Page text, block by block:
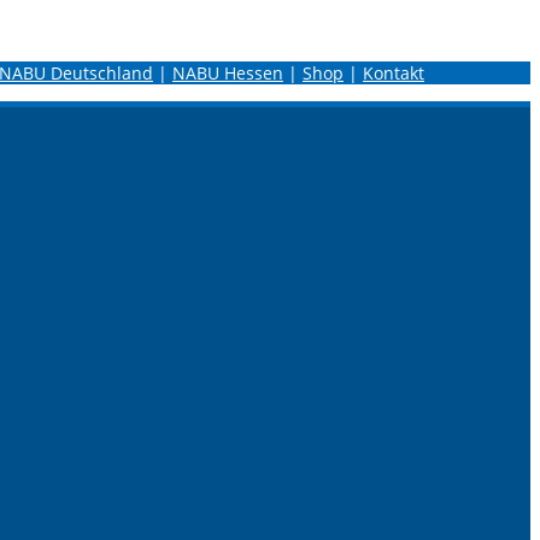
NABU Deutschland | NABU Hessen | Shop | Kontakt